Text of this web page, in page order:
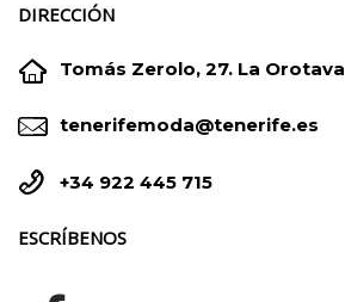
DIRECCIÓN

 Tomás Zerolo, 27. La Orotava

 tenerifemoda@tenerife.es

 +34 922 445 715
ESCRÍBENOS